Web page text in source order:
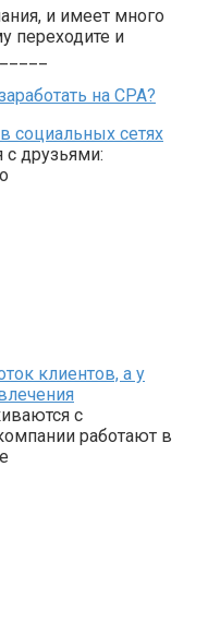
и имеет много
переходите и
на CPA?
социальных сетях
с друзьями:
клиентов, а у
с
работают в